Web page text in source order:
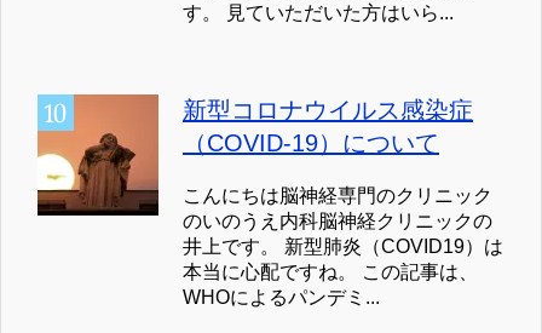
す。 見ていただいた方はいら...
新型コロナウイルス感染症
（COVID-19）について
こんにちは脳神経専門のクリニック
のいのうえ内科脳神経クリニックの
井上です。 新型肺炎（COVID19）は
本当に心配ですね。 この記事は、
WHOによるパンデミ...